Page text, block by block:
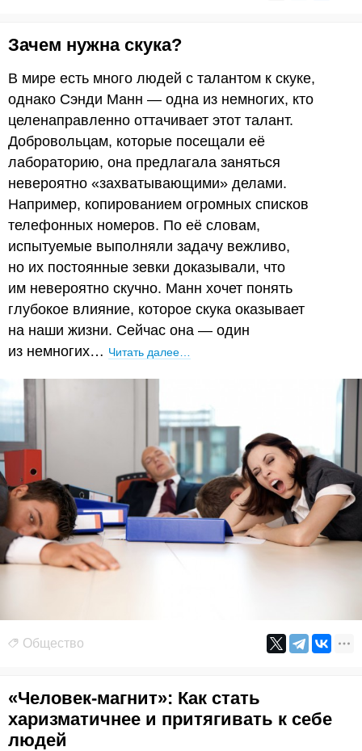
Зачем нужна скука?
В мире есть много людей с талантом к скуке,
однако Сэнди Манн — одна из немногих, кто
целенаправленно оттачивает этот талант.
Добровольцам, которые посещали её
лабораторию, она предлагала заняться
невероятно «захватывающими» делами.
Например, копированием огромных списков
телефонных номеров. По её словам,
испытуемые выполняли задачу вежливо,
но их постоянные зевки доказывали, что
им невероятно скучно. Манн хочет понять
глубокое влияние, которое скука оказывает
на наши жизни. Сейчас она — один
из немногих… Читать далее…
Общество
«Человек-магнит»: Как стать
харизматичнее и притягивать к себе
людей